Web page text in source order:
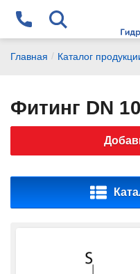
+375 44 741-14-15
vanagel@gidrosnab.by
Главная / Каталог
Фитинг DN